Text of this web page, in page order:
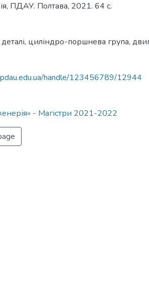
ПДАУ. Полтава, 2021. 64 с.
циліндро-поршнева група,
handle/123456789/12944
- Магістри 2021-2022